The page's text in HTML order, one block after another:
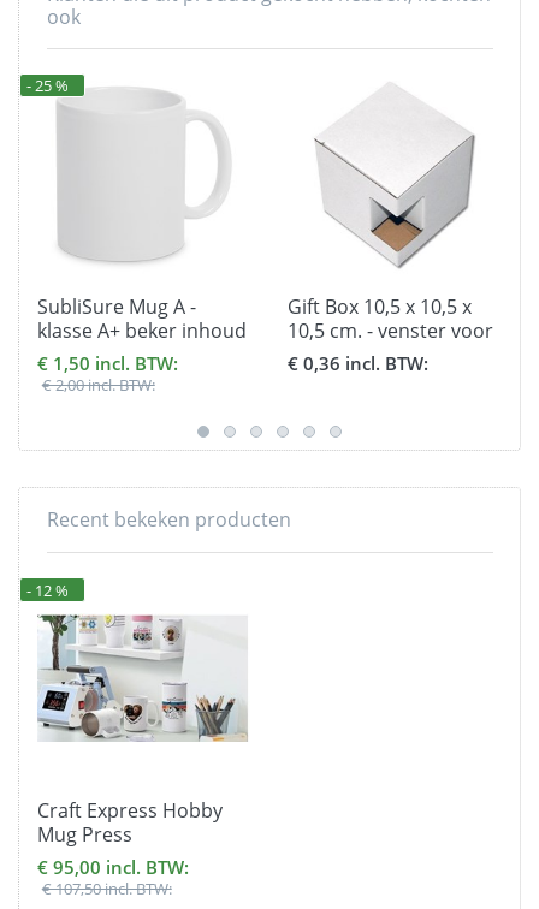
ook
- 25 %
SubliSure Mug A -
klasse A+ beker inhoud
330 ml met Doosje
€ 1,50 incl. BTW:
€ 2,00 incl. BTW:
Gift Box 10,5 x 10,5 x
10,5 cm. - venster voor
bekers
€ 0,36 incl. BTW:
Recent bekeken producten
- 12 %
Craft Express Hobby
Mug Press
€ 95,00 incl. BTW:
€ 107,50 incl. BTW: